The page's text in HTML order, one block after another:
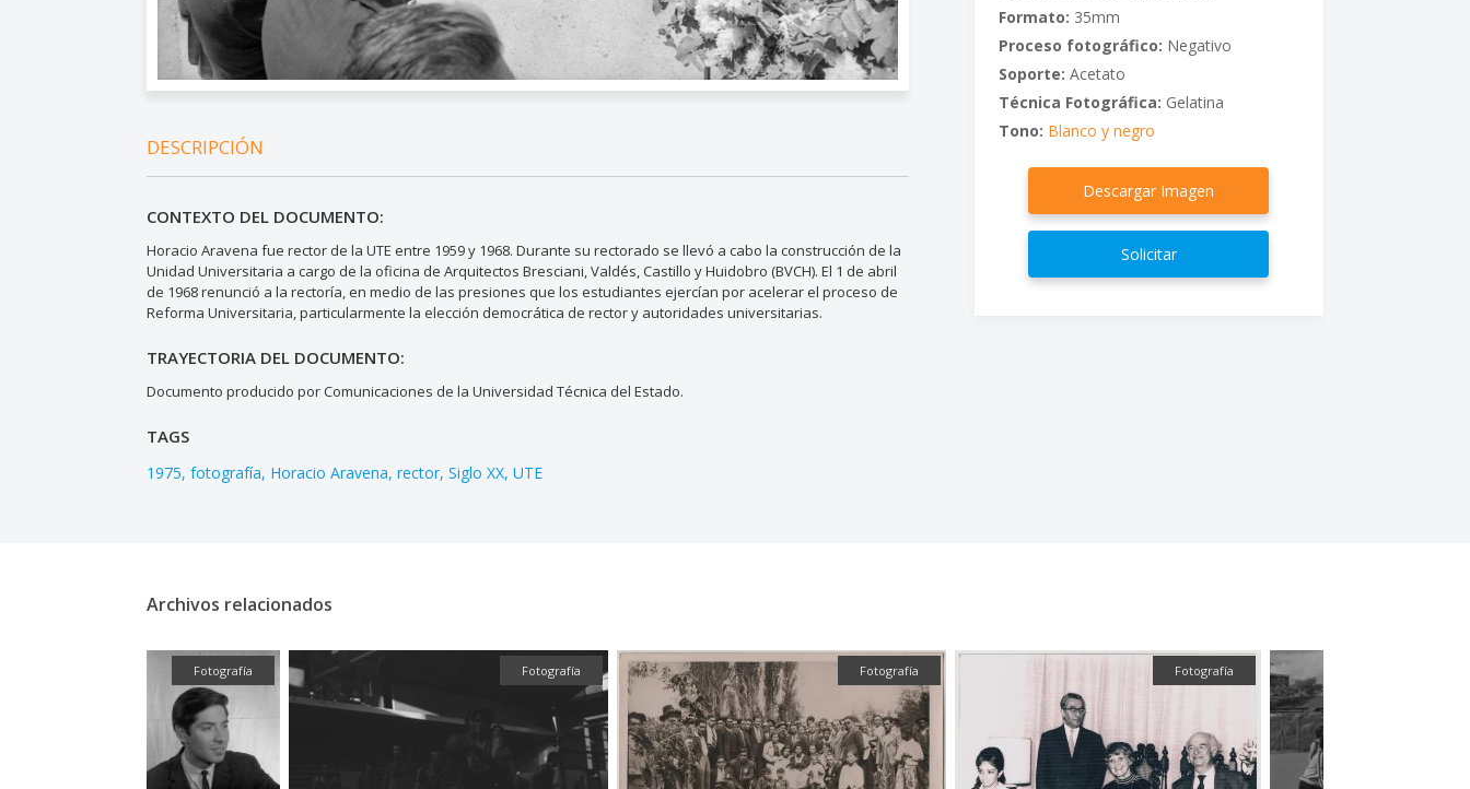
DESCRIPCIÓN
CONTEXTO DEL DOCUMENTO:
Horacio Aravena fue rector de la UTE entre 1959 y 1968. Durante su rectorado se llevó a cabo la construcción de la
Unidad Universitaria a cargo de la oficina de Arquitectos Bresciani, Valdés, Castillo y Huidobro (BVCH). El 1 de abril
de 1968 renunció a la rectoría, en medio de las presiones que los estudiantes ejercían por acelerar el proceso de
Reforma Universitaria, particularmente la elección democrática de rector y autoridades universitarias.
TRAYECTORIA DEL DOCUMENTO:
Documento producido por Comunicaciones de la Universidad Técnica del Estado.
TAGS
1975 fotografía Horacio Aravena rector Siglo XX UTE
Formato: 35mm
Proceso fotográfico: Negativo
Soporte: Acetato
Técnica Fotográfica: Gelatina
Tono: Blanco y negro
Descargar Imagen
Solicitar
Archivos relacionados
Fotografía